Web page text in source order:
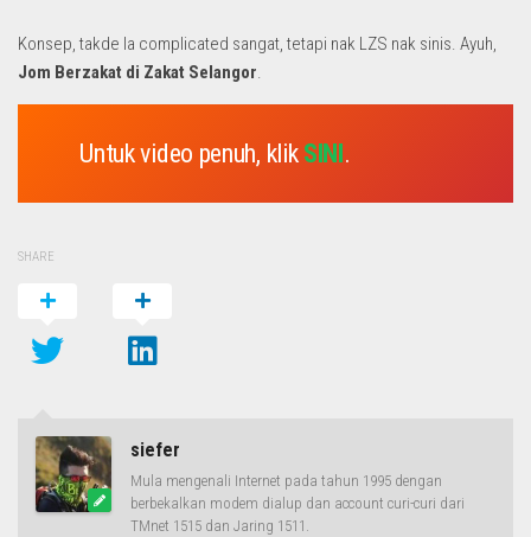
Konsep, takde la complicated sangat, tetapi nak LZS nak sinis. Ayuh,
Jom Berzakat di Zakat Selangor.
Untuk video penuh, klik SINI.
SHARE
siefer
Mula mengenali Internet pada tahun 1995 dengan
berbekalkan modem dialup dan account curi-curi dari
TMnet 1515 dan Jaring 1511.